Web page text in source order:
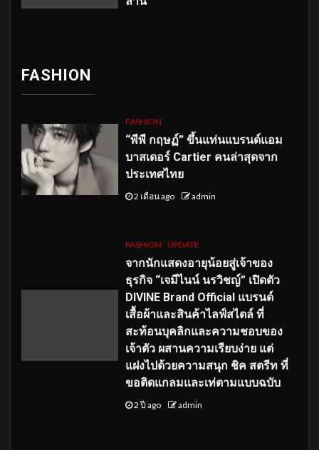
FASHION
FASHION
“พีพี กฤษฏ์” ขึ้นแท่นแบรนด์แอม
บาสเดอร์ Cartier คนล่าสุดจาก
ประเทศไทย
2 เดือน ago admin
FASHION UPDATE
จากนักแสดงอายุน้อยสู่เจ้าของ
ธุรกิจ “เจมีไนน์ นรวิชญ์” เปิดตัว
DIVINE Brand Official แบรนด์
เสื้อผ้าและสินค้าไลฟ์สไตล์ ที่
สะท้อนบุคลิกและความชอบของ
เจ้าตัว ผสานความเรียบง่าย แต่
แฝงไปด้วยความสนุก ชิค สตรีท ที่
ขอติดแกลมและเท่ตามแบบฉบับ
2 ปี ago admin